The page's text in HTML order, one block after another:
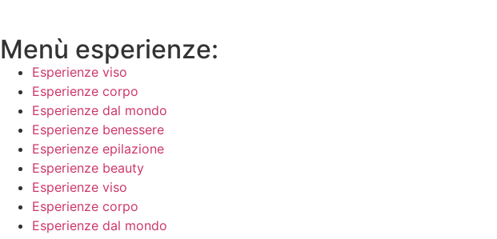
Menù esperienze:
Esperienze viso
Esperienze corpo
Esperienze dal mondo
Esperienze benessere
Esperienze epilazione
Esperienze beauty
Esperienze viso
Esperienze corpo
Esperienze dal mondo